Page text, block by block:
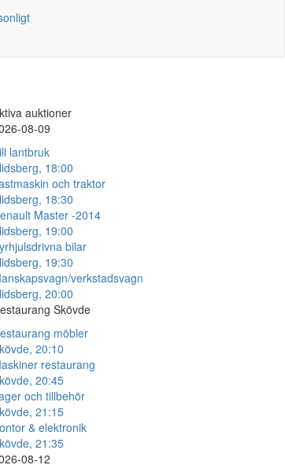
auktioner
08-09
lantbruk
18:00
och traktor
18:30
Master -2014
19:00
bilar
19:30
verkstadsvagn
20:00
Skövde
möbler
20:10
restaurang
20:45
och tillbehör
21:15
& elektronik
21:35
08-12